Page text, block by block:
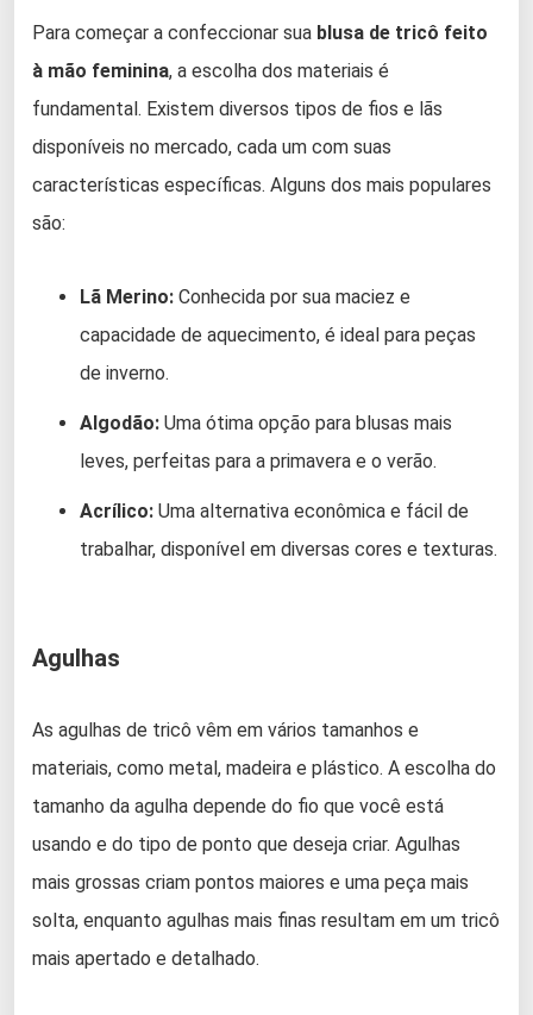
Para começar a confeccionar sua blusa de tricô feito
à mão feminina, a escolha dos materiais é
fundamental. Existem diversos tipos de fios e lãs
disponíveis no mercado, cada um com suas
características específicas. Alguns dos mais populares
são:
Lã Merino: Conhecida por sua maciez e
capacidade de aquecimento, é ideal para peças
de inverno.
Algodão: Uma ótima opção para blusas mais
leves, perfeitas para a primavera e o verão.
Acrílico: Uma alternativa econômica e fácil de
trabalhar, disponível em diversas cores e texturas.
Agulhas
As agulhas de tricô vêm em vários tamanhos e
materiais, como metal, madeira e plástico. A escolha do
tamanho da agulha depende do fio que você está
usando e do tipo de ponto que deseja criar. Agulhas
mais grossas criam pontos maiores e uma peça mais
solta, enquanto agulhas mais finas resultam em um tricô
mais apertado e detalhado.